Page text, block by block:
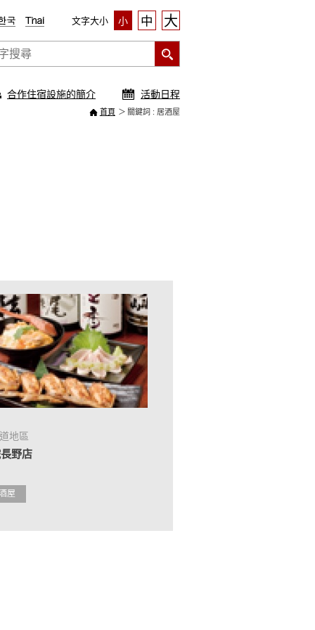
文字大小 小 中 大
合作住宿設施的簡介 活動日程
首頁 關鍵詞 : 居酒屋
地區
野店
屋